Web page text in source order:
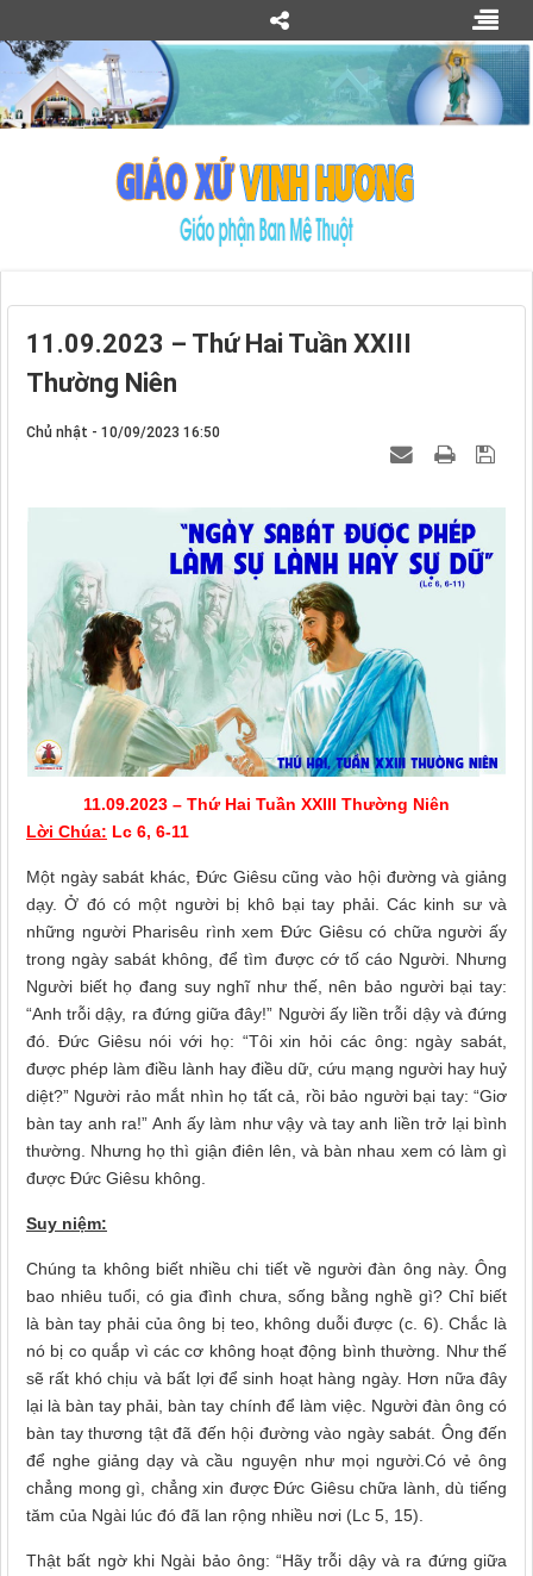
11.09.2023 – Thứ Hai Tuần XXIII
Thường Niên
Chủ nhật - 10/09/2023 16:50
11.09.2023 – Thứ Hai Tuần XXIII Thường Niên
Lời Chúa: Lc 6, 6-11
Một ngày sabát khác, Ðức Giêsu cũng vào hội đường và giảng
dạy. Ở đó có một người bị khô bại tay phải. Các kinh sư và
những người Pharisêu rình xem Ðức Giêsu có chữa người ấy
trong ngày sabát không, để tìm được cớ tố cáo Người. Nhưng
Người biết họ đang suy nghĩ như thế, nên bảo người bại tay:
“Anh trỗi dậy, ra đứng giữa đây!” Người ấy liền trỗi dậy và đứng
đó. Ðức Giêsu nói với họ: “Tôi xin hỏi các ông: ngày sabát,
được phép làm điều lành hay điều dữ, cứu mạng người hay huỷ
diệt?” Người rảo mắt nhìn họ tất cả, rồi bảo người bại tay: “Giơ
bàn tay anh ra!” Anh ấy làm như vậy và tay anh liền trở lại bình
thường. Nhưng họ thì giận điên lên, và bàn nhau xem có làm gì
được Ðức Giêsu không.
Suy niệm:
Chúng ta không biết nhiều chi tiết về người đàn ông này. Ông
bao nhiêu tuổi, có gia đình chưa, sống bằng nghề gì? Chỉ biết
là bàn tay phải của ông bị teo, không duỗi được (c. 6). Chắc là
nó bị co quắp vì các cơ không hoạt động bình thường. Như thế
sẽ rất khó chịu và bất lợi để sinh hoạt hàng ngày. Hơn nữa đây
lại là bàn tay phải, bàn tay chính để làm việc. Người đàn ông có
bàn tay thương tật đã đến hội đường vào ngày sabát. Ông đến
để nghe giảng dạy và cầu nguyện như mọi người.Có vẻ ông
chẳng mong gì, chẳng xin được Đức Giêsu chữa lành, dù tiếng
tăm của Ngài lúc đó đã lan rộng nhiều nơi (Lc 5, 15).
Thật bất ngờ khi Ngài bảo ông: “Hãy trỗi dậy và ra đứng giữa